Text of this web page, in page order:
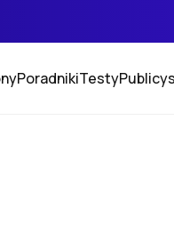
PoradnikiTesty